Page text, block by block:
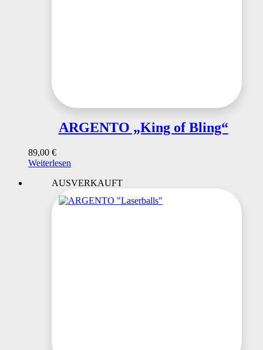
ARGENTO „King of Bling“
89,00 €
Weiterlesen
AUSVERKAUFT